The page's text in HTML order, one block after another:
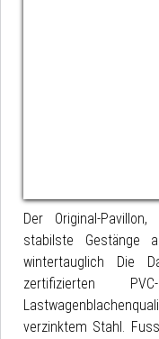
Der Original-
stabilste Gestänge
wintertauglich Die
zertifizierten
verzinktem Stahl.